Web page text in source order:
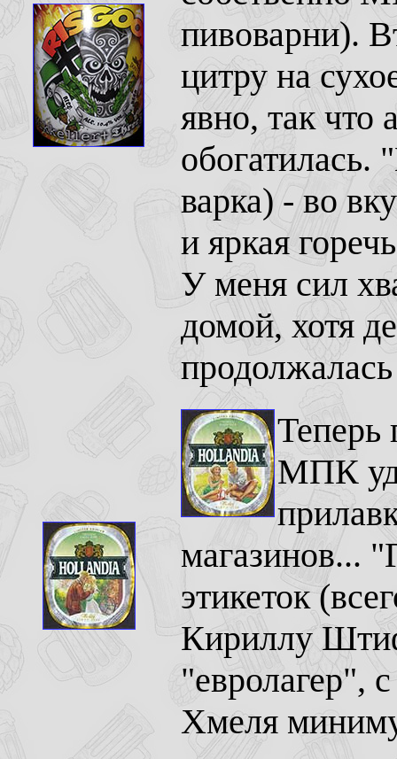
пивоварни).
цитру на
явно, так что
обогатилась.
варка) - во
и яркая
У меня сил
домой, хотя
Теперь
МПК
магазинов...
этикеток
Кириллу
"евролагер",
Хмеля